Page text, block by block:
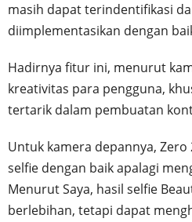
masih dapat terindentifikasi
diimplementasikan dengan
Hadirnya fitur ini, menurut
kreativitas para pengguna,
tertarik dalam pembuatan
Untuk kamera depannya,
selfie dengan baik apalagi
Menurut Saya, hasil selfie
berlebihan, tetapi dapat